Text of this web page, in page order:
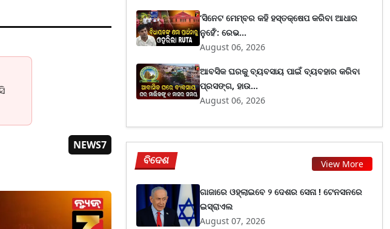
NEWS7
‘ସିନେଟ ମେମ୍ବର କହି ହସ୍ତକ୍ଷେପ କରିବା ଆଧାର
ନୁହେଁ’: ରେଭ...
August 06, 2026
ଆବସିକ ଘରକୁ ବ୍ୟବସାୟ ପାଇଁ ବ୍ୟବହାର କରିବା
ପ୍ରସଙ୍ଗ, ହାଉ...
August 06, 2026
ବିଦେଶ View More
ଗାଜାରେ ଓହ୍ଲାଇବେ ୨ ଦେଶର ସେନା ! ଟେନସନରେ
ଇସ୍ରାଏଲ
August 07, 2026